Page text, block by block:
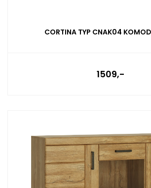
CORTINA TYP CNAK04
1509,-